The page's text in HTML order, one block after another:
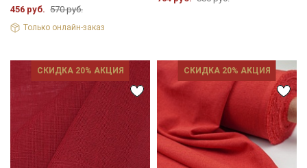
456 руб. 570 руб.
Только онлайн-заказ
СКИДКА 20% АКЦИЯ СКИДКА 20% АКЦИЯ